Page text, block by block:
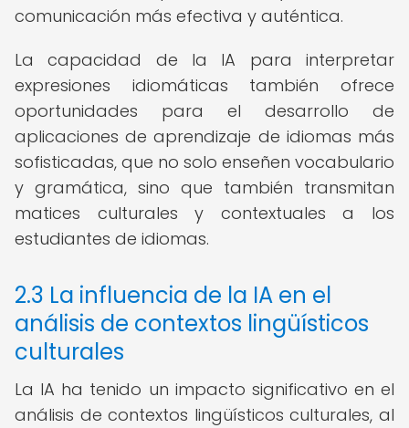
comunicación más efectiva y auténtica.
La capacidad de la IA para interpretar
expresiones idiomáticas también ofrece
oportunidades para el desarrollo de
aplicaciones de aprendizaje de idiomas más
sofisticadas, que no solo enseñen vocabulario
y gramática, sino que también transmitan
matices culturales y contextuales a los
estudiantes de idiomas.
2.3 La influencia de la IA en el
análisis de contextos lingüísticos
culturales
La IA ha tenido un impacto significativo en el
análisis de contextos lingüísticos culturales, al